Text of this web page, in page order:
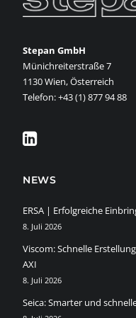
Stepan GmbH
Münichreiterstraße 7
1130 Wien, Österreich
Telefon: +43 (1) 877 94 88
NEWS
ERSA | Erfolgreiche
8. Juli 2026
Viscom: Schnelle
AXI
8. Juli 2026
Seica: Smarter und